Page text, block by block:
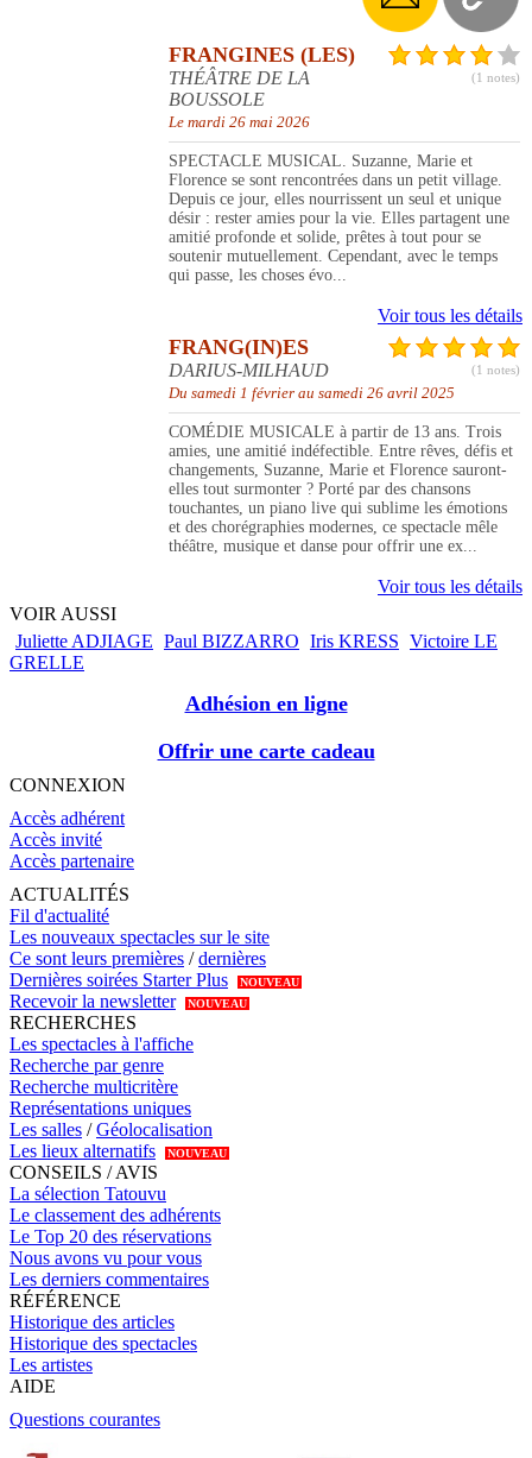
(1 notes)
FRANGINES (LES)
THÉÂTRE DE LA
BOUSSOLE
Le mardi 26 mai 2026
SPECTACLE MUSICAL. Suzanne, Marie et
Florence se sont rencontrées dans un petit village.
Depuis ce jour, elles nourrissent un seul et unique
désir : rester amies pour la vie. Elles partagent une
amitié profonde et solide, prêtes à tout pour se
soutenir mutuellement. Cependant, avec le temps
qui passe, les choses évo...
Voir tous les détails
(1 notes)
FRANG(IN)ES
DARIUS-MILHAUD
Du samedi 1 février au samedi 26 avril 2025
COMÉDIE MUSICALE à partir de 13 ans. Trois
amies, une amitié indéfectible. Entre rêves, défis et
changements, Suzanne, Marie et Florence sauront-
elles tout surmonter ? Porté par des chansons
touchantes, un piano live qui sublime les émotions
et des chorégraphies modernes, ce spectacle mêle
théâtre, musique et danse pour offrir une ex...
Voir tous les détails
VOIR AUSSI
Juliette ADJIAGE Paul BIZZARRO Iris KRESS Victoire LE
GRELLE
Adhésion en ligne
Offrir une carte cadeau
CONNEXION
Accès adhérent
Accès invité
Accès partenaire
ACTUALITÉS
Fil d'actualité
Les nouveaux spectacles sur le site
Ce sont leurs premières /dernières
Dernières soirées Starter Plus
NOUVEAU
Recevoir la newsletter NOUVEAU
RECHERCHES
Les spectacles à l'affiche
Recherche par genre
Recherche multicritère
Représentations uniques
Les salles /Géolocalisation
Les lieux alternatifs
NOUVEAU
CONSEILS / AVIS
La sélection Tatouvu
Le classement des adhérents
Le Top 20 des réservations
Nous avons vu pour vous
Les derniers commentaires
RÉFÉRENCE
Historique des articles
Historique des spectacles
Les artistes
AIDE
Questions courantes